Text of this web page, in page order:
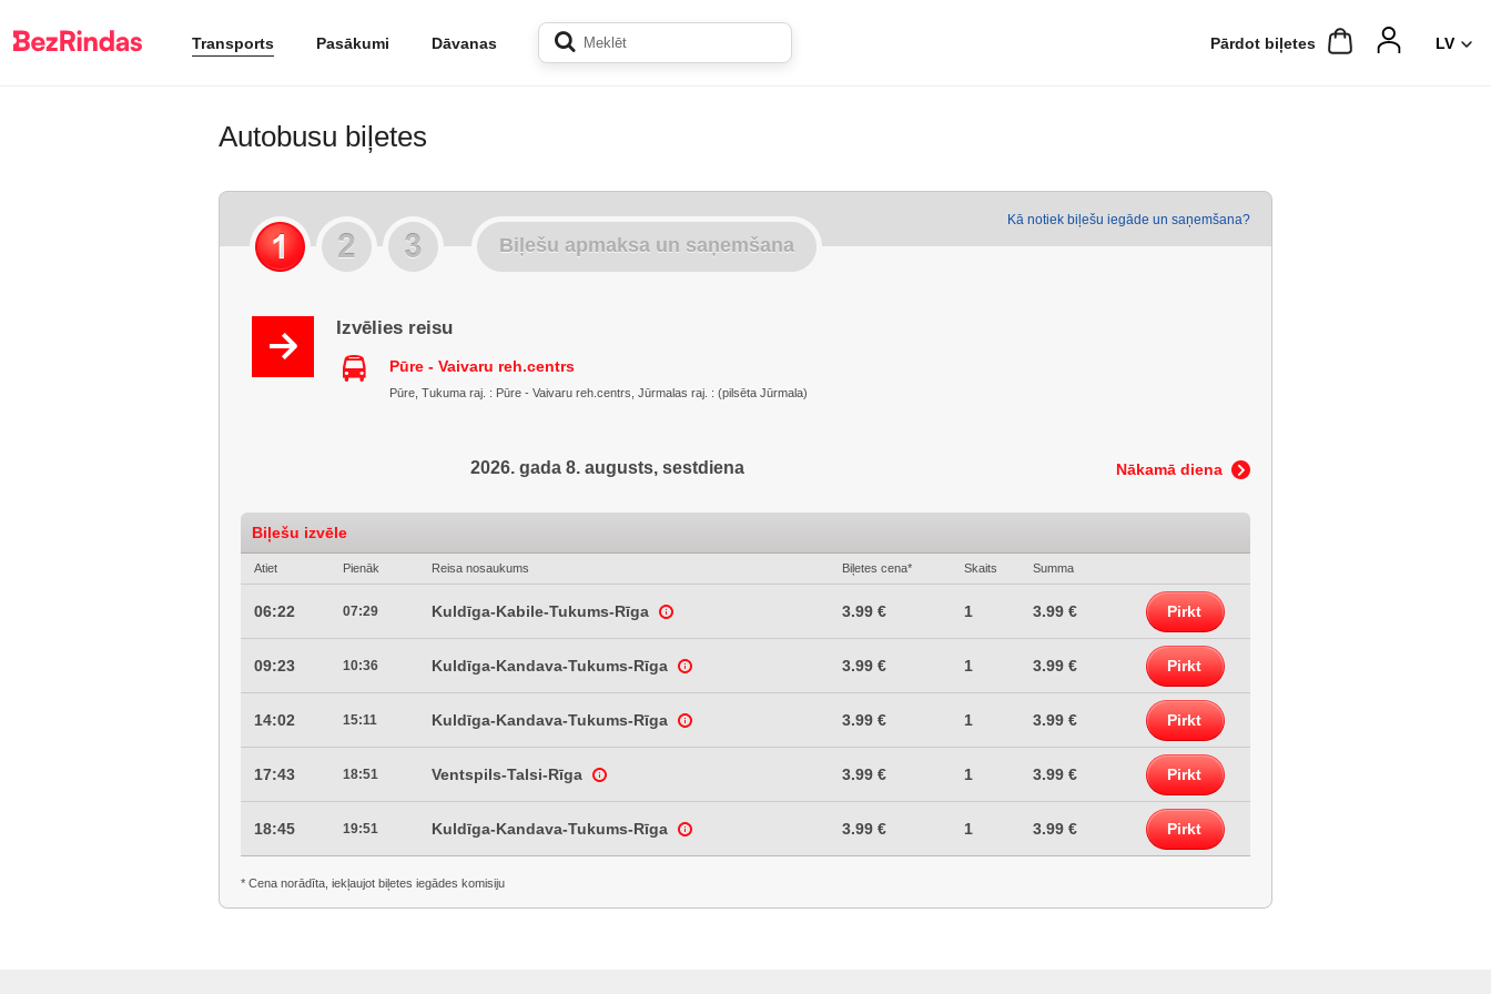
Transports Pasākumi Dāvanas Pārdot biļetes
Autobusu biļetes
Kā notiek biļešu iegāde un saņemšana?
Biļešu apmaksa un saņemšana
Izvēlies reisu
Pūre - Vaivaru reh.centrs
Pūre, Tukuma raj. : Pūre - Vaivaru reh.centrs, Jūrmalas raj. : (pilsēta Jūrmala)
Nākamā diena
2026. gada 8. augusts, sestdiena
Biļešu izvēle
Atiet Pienāk Reisa nosaukums Biļetes cena* Skaits Summa
06:22 07:29 Kuldīga-Kabile-Tukums-Rīga 3.99 € 1 3.99 € Pirkt
09:23 10:36 Kuldīga-Kandava-Tukums-Rīga 3.99 € 1 3.99 € Pirkt
14:02 15:11 Kuldīga-Kandava-Tukums-Rīga 3.99 € 1 3.99 € Pirkt
17:43 18:51 Ventspils-Talsi-Rīga 3.99 € 1 3.99 € Pirkt
18:45 19:51 Kuldīga-Kandava-Tukums-Rīga 3.99 € 1 3.99 € Pirkt
* Cena norādīta, iekļaujot biļetes iegādes komisiju